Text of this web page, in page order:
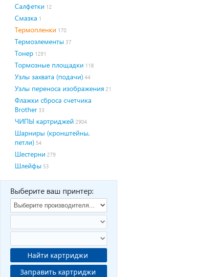
Салфетки 12
Смазка 1
Термопленки 170
Термоэлементы 37
Тонер 1291
Тормозные площадки 118
Узлы захвата (подачи) 44
Узлы переноса изображения 21
Флажки сброса счетчика
Brother 33
ЧИПЫ картриджей 2904
Шарниры (кронштейны,
петли) 54
Шестерни 279
Шлейфы 53
Выберите ваш принтер:
Найти картриджи
Заправить картриджи